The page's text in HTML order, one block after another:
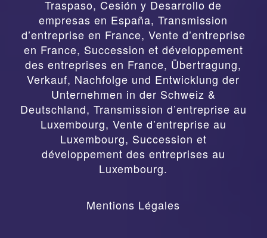
Traspaso, Cesión y Desarrollo de
empresas en España,Transmission
d’entreprise en France, Vente d’entreprise
en France, Succession et développement
des entreprises en France, Übertragung,
Verkauf, Nachfolge und Entwicklung der
Unternehmen in der Schweiz &
Deutschland, Transmission d’entreprise au
Luxembourg, Vente d’entreprise au
Luxembourg, Succession et
développement des entreprises au
Luxembourg.
Mentions Légales